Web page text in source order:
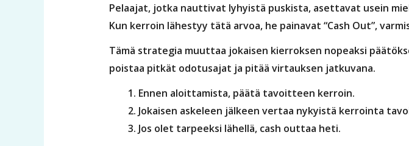
Pelaajat, jotka nauttivat lyhyistä puskista, asettavat usein
Kun kerroin lähestyy tätä arvoa, he painavat “Cash Out”,
Tämä strategia muuttaa jokaisen kierroksen nopeaksi
poistaa pitkät odotusajat ja pitää virtauksen jatkuvana.
Ennen aloittamista, päätä tavoitteen kerroin.
Jokaisen askeleen jälkeen vertaa nykyistä kerrointa
Jos olet tarpeeksi lähellä, cash outtaa heti.